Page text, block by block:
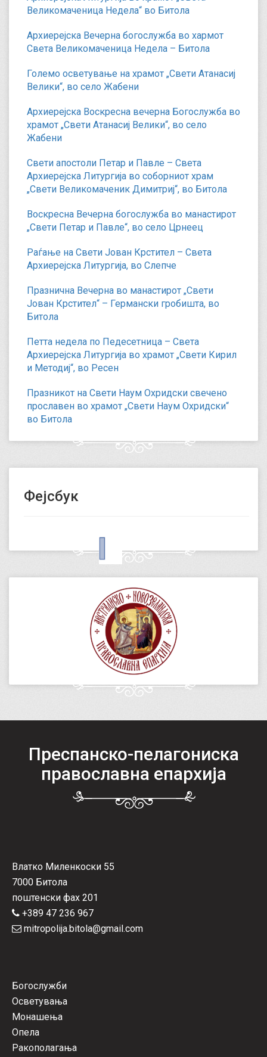
Великомаченица Недела“ во Битола
Архиерејска Вечерна богослужба во хармот
Света Великомаченица Недела – Битола
Големо осветување на храмот „Свети Атанасиј
Велики“, во село Жабени
Архиерејска Воскресна вечерна Богослужба во
храмот „Свети Атанасиј Велики“, во село
Жабени
Свети апостоли Петар и Павле – Света
Архиерејска Литургија во соборниот храм
„Свети Великомаченик Димитриј“, во Битола
Воскресна Вечерна богослужба во манастирот
„Свети Петар и Павле“, во село Црнеец
Раѓање на Свети Јован Крстител – Света
Архиерејска Литургија, во Слепче
Празнична Вечерна во манастирот „Свети
Јован Крстител“ – Германски гробишта, во
Битола
Петта недела по Педесетница – Света
Архиерејска Литургија во храмот „Свети Кирил
и Методиј“, во Ресен
Празникот на Свети Наум Охридски свечено
прославен во храмот „Свети Наум Охридски“
во Битола
Фејсбук
Преспанско-пелагониска
православна епархија
Влатко Миленкоски 55
7000 Битола
поштенски фах 201
+389 47 236 967
mitropolija.bitola@gmail.com
Богослужби
Осветувања
Монашења
Опела
Ракополагања